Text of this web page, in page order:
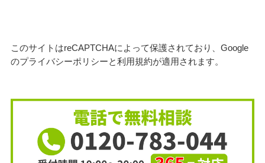
このサイトはreCAPTCHAによって保護されており、Google
のプライバシーポリシーと利用規約が適用されます。